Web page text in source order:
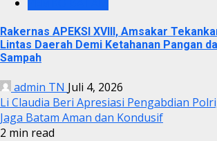
Rakernas APEKSI XVIII, Amsakar
Lintas Daerah Demi Ketahanan Pangan
Sampah
admin TN Juli 4, 2026
Li Claudia Beri Apresiasi Pengabdian
Jaga Batam Aman dan Kondusif
2 min read